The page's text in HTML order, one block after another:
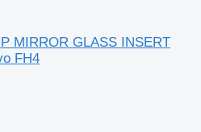
MIRROR GLASS INSERT
FH4